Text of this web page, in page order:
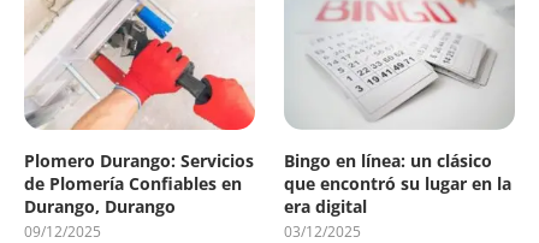
Plomero Durango: Servicios
de Plomería Confiables en
Durango, Durango
09/12/2025
Bingo en línea: un clásico
que encontró su lugar en la
era digital
03/12/2025